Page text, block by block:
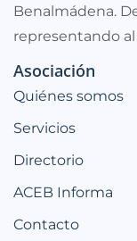
Benalmádena.
representando
Asociación
Quiénes somos
Servicios
Directorio
ACEB Informa
Contacto